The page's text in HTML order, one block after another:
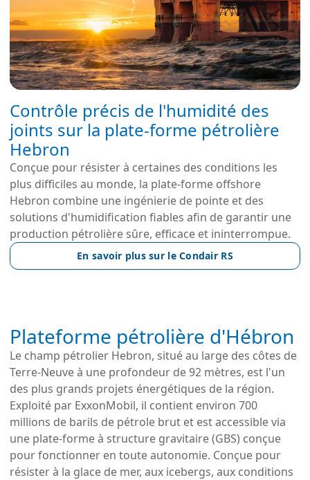
Contrôle précis de l'humidité des
joints sur la plate-forme pétrolière
Hebron
Conçue pour résister à certaines des conditions les
plus difficiles au monde, la plate-forme offshore
Hebron combine une ingénierie de pointe et des
solutions d'humidification fiables afin de garantir une
production pétrolière sûre, efficace et ininterrompue.
En savoir plus sur le Condair RS
Plateforme pétrolière d'Hébron
Le champ pétrolier Hebron, situé au large des côtes de
Terre-Neuve à une profondeur de 92 mètres, est l'un
des plus grands projets énergétiques de la région.
Exploité par ExxonMobil, il contient environ 700
millions de barils de pétrole brut et est accessible via
une plate-forme à structure gravitaire (GBS) conçue
pour fonctionner en toute autonomie. Conçue pour
résister à la glace de mer, aux icebergs, aux conditions